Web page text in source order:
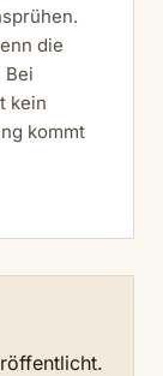
die
Bei
kein
kommt